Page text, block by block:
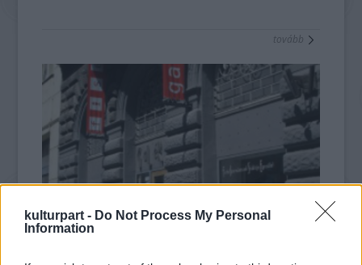
kulturpart - Do Not Process My Personal
Information
tovább